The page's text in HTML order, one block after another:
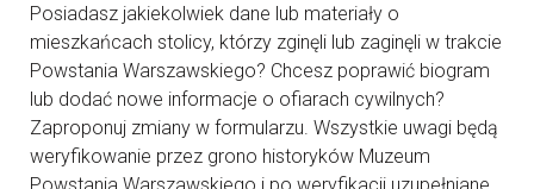
Posiadasz jakiekolwiek dane lub materiały o
mieszkańcach stolicy, którzy zginęli lub zaginęli w trakcie
Powstania Warszawskiego? Chcesz poprawić biogram
lub dodać nowe informacje o ofiarach cywilnych?
Zaproponuj zmiany w formularzu. Wszystkie uwagi będą
weryfikowanie przez grono historyków Muzeum